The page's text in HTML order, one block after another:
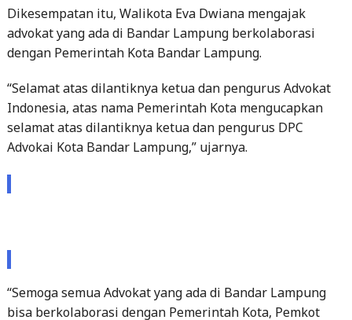
Dikesempatan itu, Walikota Eva Dwiana mengajak
advokat yang ada di Bandar Lampung berkolaborasi
dengan Pemerintah Kota Bandar Lampung.
“Selamat atas dilantiknya ketua dan pengurus Advokat
Indonesia, atas nama Pemerintah Kota mengucapkan
selamat atas dilantiknya ketua dan pengurus DPC
Advokai Kota Bandar Lampung,” ujarnya.
“Semoga semua Advokat yang ada di Bandar Lampung
bisa berkolaborasi dengan Pemerintah Kota, Pemkot